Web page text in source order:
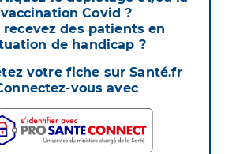
vaccination Covid ?
recevez des patients en
de handicap ?
votre fiche sur Santé.fr
vous avec